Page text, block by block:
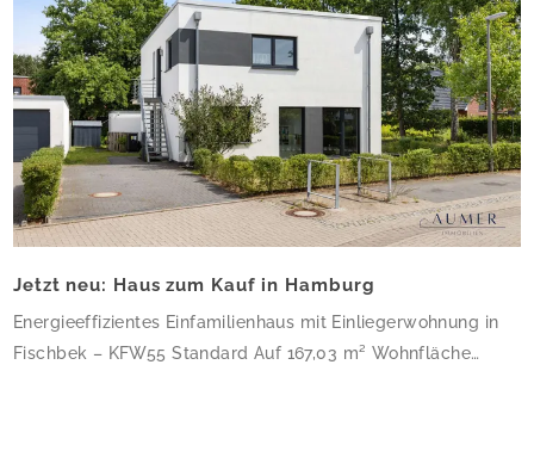
Jetzt neu: Haus zum Kauf in Hamburg
Energieeffizientes Einfamilienhaus mit Einliegerwohnung in
Fischbek – KFW55 Standard Auf 167,03 m² Wohnfläche